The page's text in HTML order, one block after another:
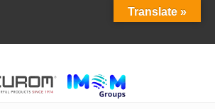
Translate »